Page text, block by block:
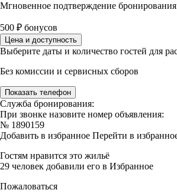
Мгновенное подтверждение
500 ₽ бонусов
Цена и доступность
Выберите даты и количество гостей для
Без комиссии и сервисных сборов
Показать телефон
Служба бронирования:
При звонке назовите номер объявления:
№ 1890159
Добавить в избранное Перейти в
Гостям нравится это жильё
29 человек добавили его в Избранное
Пожаловаться